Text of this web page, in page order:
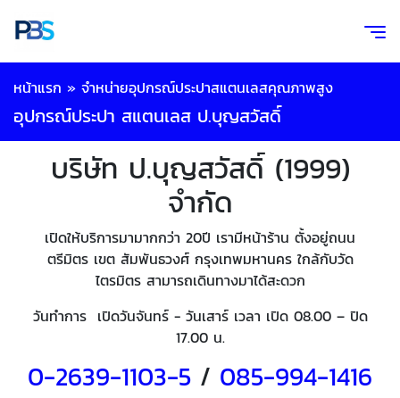
หน้าแรก » จำหน่ายอุปกรณ์ประปาสแตนเลสคุณภาพสูง
อุปกรณ์ประปา สแตนเลส ป.บุญสวัสดิ์
บริษัท ป.บุญสวัสดิ์ (1999)
จำกัด
เปิดให้บริการมามากกว่า 20ปี เรามีหน้าร้าน ตั้งอยู่ถนน
ตรีมิตร เขต สัมพันธวงศ์ กรุงเทพมหานคร ใกล้กับวัด
ไตรมิตร สามารถเดินทางมาได้สะดวก
วันทำการ เปิดวันจันทร์ - วันเสาร์ เวลา เปิด 08.00 – ปิด
17.00 น.
0-2639-1103-5 / 085-994-1416